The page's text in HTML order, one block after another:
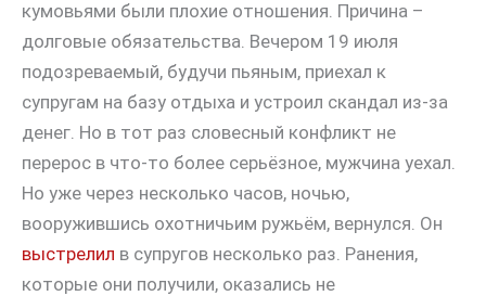
кумовьями были плохие отношения. Причина –
долговые обязательства. Вечером 19 июля
подозреваемый, будучи пьяным, приехал к
супругам на базу отдыха и устроил скандал из-за
денег. Но в тот раз словесный конфликт не
перерос в что-то более серьёзное, мужчина уехал.
Но уже через несколько часов, ночью,
вооружившись охотничьим ружьём, вернулся. Он
выстрелил в супругов несколько раз. Ранения,
которые они получили, оказались не